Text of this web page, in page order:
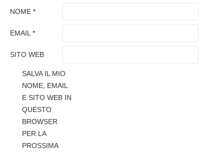
NOME *
EMAIL *
SITO WEB
SALVA IL MIO
NOME, EMAIL
E SITO WEB IN
QUESTO
BROWSER
PER LA
PROSSIMA